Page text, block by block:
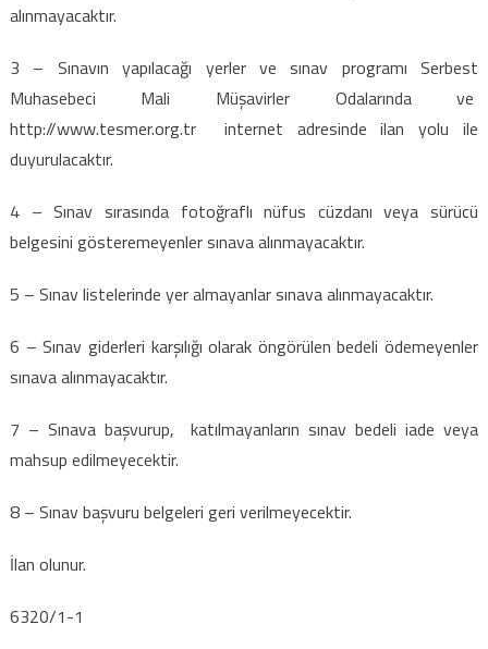
alınmayacaktır.
3 – Sınavın yapılacağı yerler ve sınav programı Serbest
Muhasebeci Mali Müşavirler Odalarında ve
http://www.tesmer.org.tr internet adresinde ilan yolu ile
duyurulacaktır.
4 – Sınav sırasında fotoğraflı nüfus cüzdanı veya sürücü
belgesini gösteremeyenler sınava alınmayacaktır.
5 – Sınav listelerinde yer almayanlar sınava alınmayacaktır.
6 – Sınav giderleri karşılığı olarak öngörülen bedeli ödemeyenler
sınava alınmayacaktır.
7 – Sınava başvurup, katılmayanların sınav bedeli iade veya
mahsup edilmeyecektir.
8 – Sınav başvuru belgeleri geri verilmeyecektir.
İlan olunur.
6320/1-1